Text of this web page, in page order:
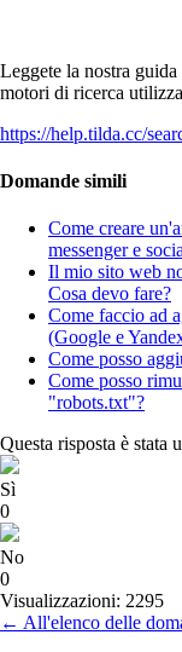
Leggete la nostra
motori di ricerca
https://help.tilda.cc/
Domande simili
Come creare
messenger e
Il mio sito web
Cosa devo fare?
Come faccio ad
(Google e
Come posso
Come posso
"robots.txt"?
Questa risposta è stata
Sì
0
No
0
Visualizzazioni: 2295
← All'elenco delle